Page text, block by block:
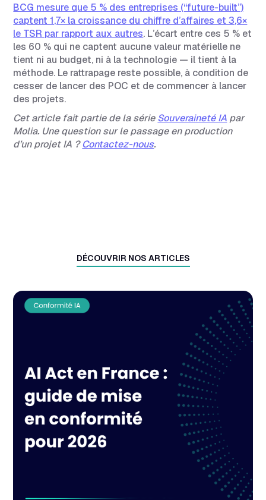
BCG mesure que 5 % des entreprises (“future-built”)
captent 1,7× la croissance du chiffre d’affaires et 3,6×
le TSR par rapport aux autres. L’écart entre ces 5 % et
les 60 % qui ne captent aucune valeur matérielle ne
tient ni au budget, ni à la technologie — il tient à la
méthode. Le rattrapage reste possible, à condition de
cesser de lancer des POC et de commencer à lancer
des projets.
Cet article fait partie de la sérieSouveraineté IA par
Molia. Une question sur le passage en production
d’un projet IA ?Contactez-nous.
DÉCOUVRIR NOS ARTICLES